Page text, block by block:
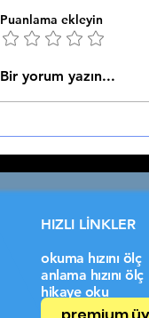
vezir, padişah katında
kırılmayacağına...
Puanlama ekleyin
Bir yorum yazın...
HIZLI LİNKLER
okuma hızını ölç
anlama hızını ölç
hikaye oku